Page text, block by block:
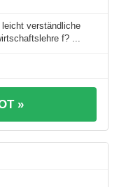
verständliche
f? ...
»